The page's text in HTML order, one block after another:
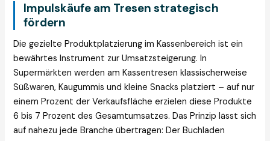
Impulskäufe am Tresen strategisch
fördern
Die gezielte Produktplatzierung im Kassenbereich ist ein
bewährtes Instrument zur Umsatzsteigerung. In
Supermärkten werden am Kassentresen klassischerweise
Süßwaren, Kaugummis und kleine Snacks platziert – auf nur
einem Prozent der Verkaufsfläche erzielen diese Produkte
6 bis 7 Prozent des Gesamtumsatzes. Das Prinzip lässt sich
auf nahezu jede Branche übertragen: Der Buchladen